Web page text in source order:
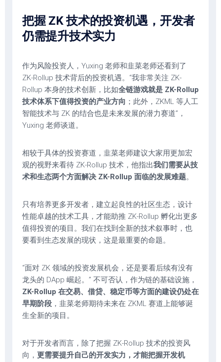
把握 ZK 技术的投资机遇， 开发者
仍需提升技术实力
作为风险投资人，Yuxing 老师和韭菜老师还看到了
ZK-Rollup 技术背后的投资机遇。“我非常关注 ZK-
Rollup 本身的技术创新，比如全链游戏就是 ZK-Rollup
技术体系下值得投资的产业方向 ；此外，ZKML 等人工
智能技术与 ZK 的结合也是未来发展的潜力赛道”，
Yuxing 老师谈道。
相较于具体的投资赛道，韭菜老师建议大家用更加宏
观的视野来看待 ZK-Rollup 技术，他指出我们需要从技
术和生态两个方面解决 ZK-Rollup 面临的发展难题。
只有培养更多开发者，建立起良性的社区生态，设计
性能卓越的技术工具，才能助推 ZK-Rollup 孵化出更多
值得投资的项目。我们在找到全新的技术叙事时，也
要看到生态发展的现状，这是最重要的命题。
“面对 ZK 领域的投资发展机会，还是要看后续有没有
龙头的 DApp 崛起。” 不可否认，作为链的基础设施，
ZK-Rollup 在交易、借贷、稳定币等方面的建设仍处在
早期阶段 ，韭菜老师期待未来在 ZKML 赛道上能够诞
生全新的项目。
对于开发者而言，除了把握 ZK-Rollup 技术的投资风
向， 更需要提升自己的开发实力，才能把握开发机